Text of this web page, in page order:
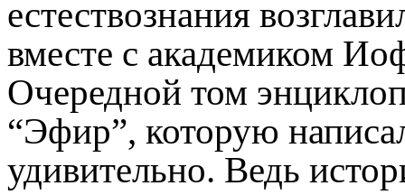
естествознания
вместе с академиком
Очередной том
“Эфир”, которую
удивительно. Ведь